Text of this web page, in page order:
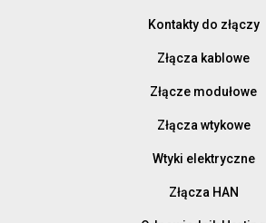
Kontakty do złączy
Złącza kablowe
Złącze modułowe
Złącza wtykowe
Wtyki elektryczne
Złącza HAN